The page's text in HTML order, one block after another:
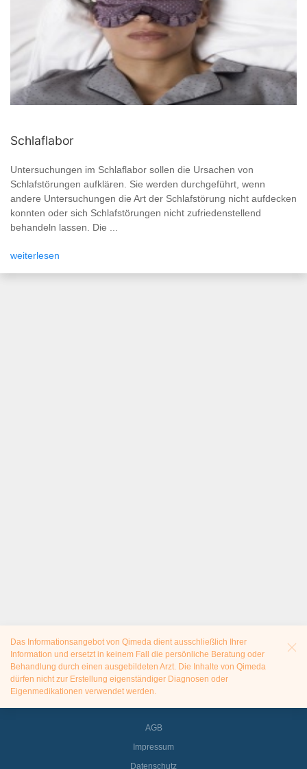
Schlaflabor
Untersuchungen im Schlaflabor sollen die Ursachen von
Schlafstörungen aufklären. Sie werden durchgeführt, wenn
andere Untersuchungen die Art der Schlafstörung nicht aufdecken
konnten oder sich Schlafstörungen nicht zufriedenstellend
behandeln lassen. Die ...
weiterlesen
Das Informationsangebot von Qimeda dient ausschließlich Ihrer
Information und ersetzt in keinem Fall die persönliche Beratung oder
Behandlung durch einen ausgebildeten Arzt. Die Inhalte von Qimeda
dürfen nicht zur Erstellung eigenständiger Diagnosen oder
Eigenmedikationen verwendet werden.
AGB
Impressum
Datenschutz